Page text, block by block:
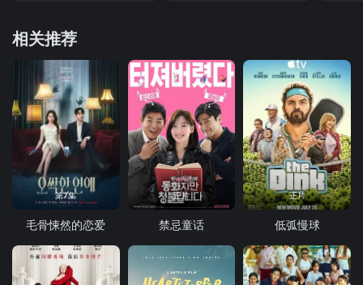
相关推荐
第7集
毛骨悚然的恋爱
正片
禁忌童话
正片
低弧慢球